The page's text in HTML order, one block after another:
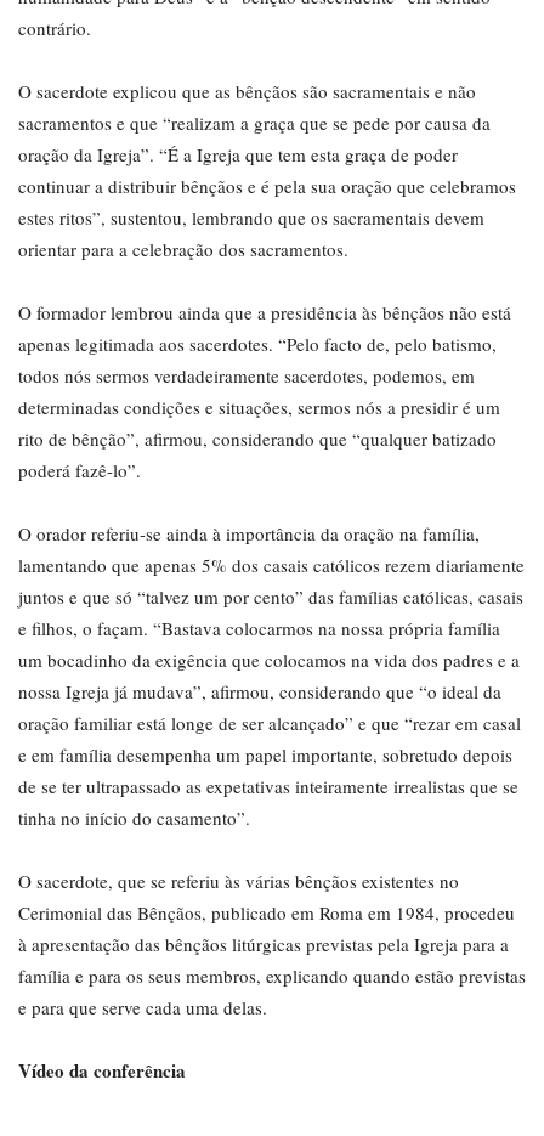
contrário.
O sacerdote explicou que as bênçãos são sacramentais e não
sacramentos e que “realizam a graça que se pede por causa da
oração da Igreja”. “É a Igreja que tem esta graça de poder
continuar a distribuir bênçãos e é pela sua oração que celebramos
estes ritos”, sustentou, lembrando que os sacramentais devem
orientar para a celebração dos sacramentos.
O formador lembrou ainda que a presidência às bênçãos não está
apenas legitimada aos sacerdotes. “Pelo facto de, pelo batismo,
todos nós sermos verdadeiramente sacerdotes, podemos, em
determinadas condições e situações, sermos nós a presidir é um
rito de bênção”, afirmou, considerando que “qualquer batizado
poderá fazê-lo”.
O orador referiu-se ainda à importância da oração na família,
lamentando que apenas 5% dos casais católicos rezem diariamente
juntos e que só “talvez um por cento” das famílias católicas, casais
e filhos, o façam. “Bastava colocarmos na nossa própria família
um bocadinho da exigência que colocamos na vida dos padres e a
nossa Igreja já mudava”, afirmou, considerando que “o ideal da
oração familiar está longe de ser alcançado” e que “rezar em casal
e em família desempenha um papel importante, sobretudo depois
de se ter ultrapassado as expetativas inteiramente irrealistas que se
tinha no início do casamento”.
O sacerdote, que se referiu às várias bênçãos existentes no
Cerimonial das Bênçãos, publicado em Roma em 1984, procedeu
à apresentação das bênçãos litúrgicas previstas pela Igreja para a
família e para os seus membros, explicando quando estão previstas
e para que serve cada uma delas.
Vídeo da conferência